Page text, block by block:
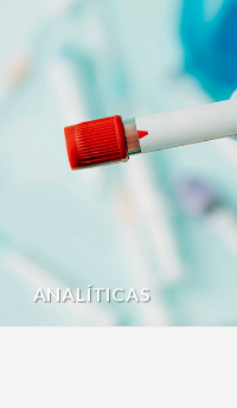
ANALÍTICAS